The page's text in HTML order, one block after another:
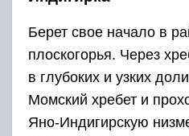
Берет свое начало в
плоскогорья. Через
в глубоких и узких
Момский хребет и
Яно-Индигирскую